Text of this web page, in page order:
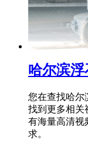
哈尔滨
您在查找哈尔
找到更多相关
有海量高清视
求。